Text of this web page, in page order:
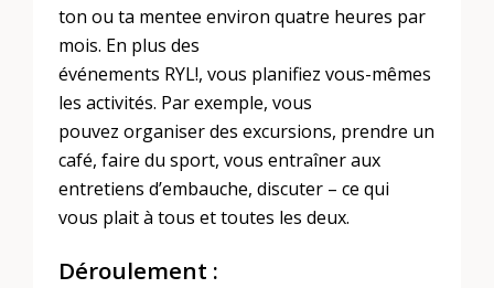
ton ou ta mentee environ quatre heures par
mois. En plus des
événements RYL!, vous planifiez vous-mêmes
les activités. Par exemple, vous
pouvez organiser des excursions, prendre un
café, faire du sport, vous entraîner aux
entretiens d’embauche, discuter – ce qui
vous plait à tous et toutes les deux.
Déroulement :